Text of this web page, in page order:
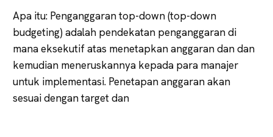
Apa itu: Penganggaran top-down (top-down
budgeting) adalah pendekatan penganggaran di
mana eksekutif atas menetapkan anggaran dan dan
kemudian meneruskannya kepada para manajer
untuk implementasi. Penetapan anggaran akan
sesuai dengan target dan